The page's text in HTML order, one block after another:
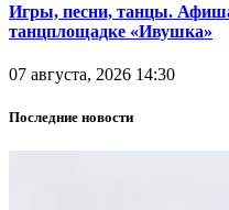
Игры, песни, танцы. Афиша
танцплощадке «Ивушка»
07 августа, 2026 14:30
Последние новости